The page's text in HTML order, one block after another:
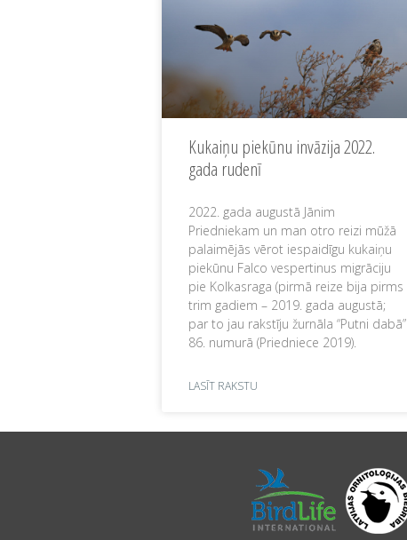
Kukaiņu piekūnu invāzija 2022.
gada rudenī
2022. gada augustā Jānim
Priedniekam un man otro reizi mūžā
palaimējās vērot iespaidīgu kukaiņu
piekūnu Falco vespertinus migrāciju
pie Kolkasraga (pirmā reize bija pirms
trim gadiem – 2019. gada augustā;
par to jau rakstīju žurnāla “Putni dabā”
86. numurā (Priedniece 2019).
LASĪT RAKSTU